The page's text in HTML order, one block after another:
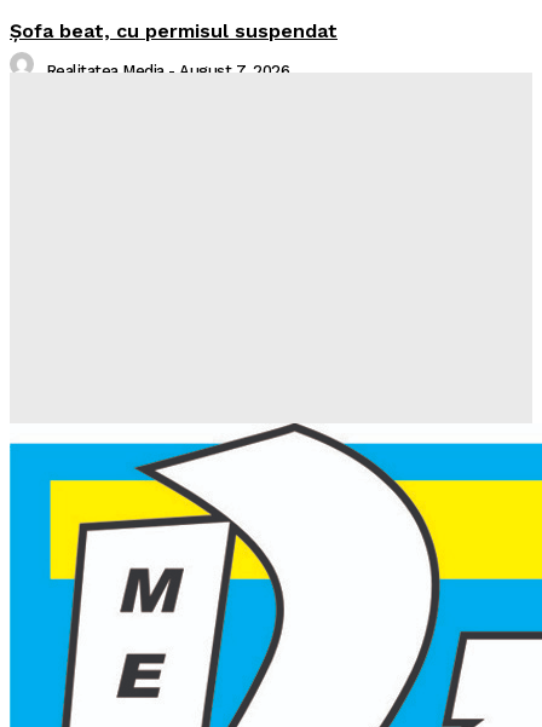
Şofa beat, cu permisul suspendat
Realitatea Media - August 7, 2026